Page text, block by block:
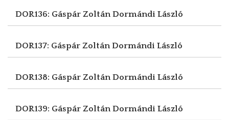
DOR136: Gáspár ZoltánDormándi László
DOR137: Gáspár ZoltánDormándi László
DOR138: Gáspár ZoltánDormándi László
DOR139: Gáspár ZoltánDormándi László